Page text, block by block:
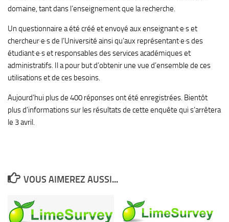
domaine, tant dans l’enseignement que la recherche.
Un questionnaire a été créé et envoyé aux enseignant·e·s et
chercheur·e·s de l’Université ainsi qu’aux représentant·e·s des
étudiant·e·s et responsables des services académiques et
administratifs. Il a pour but d’obtenir une vue d’ensemble de ces
utilisations et de ces besoins.
Aujourd’hui plus de 400 réponses ont été enregistrées. Bientôt
plus d’informations sur les résultats de cette enquête qui s’arrêtera
le 3 avril.
VOUS AIMEREZ AUSSI...